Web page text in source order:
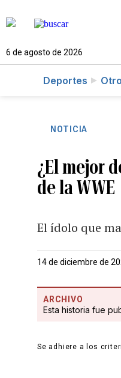
6 de agosto de 2026
Deportes
NOTICIA
¿El mejor
de la WWE
El ídolo que
14 de diciembre de
ARCHIVO
Esta historia fue
Se adhiere a los